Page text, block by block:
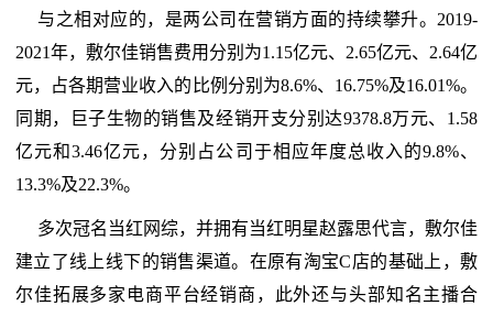
与之相对应的，是两公司在营销方面的持续攀升。2019-
2021年，敷尔佳销售费用分别为1.15亿元、2.65亿元、2.64亿
元，占各期营业收入的比例分别为8.6%、16.75%及16.01%。
同期，巨子生物的销售及经销开支分别达9378.8万元、1.58
亿元和3.46亿元，分别占公司于相应年度总收入的9.8%、
13.3%及22.3%。
多次冠名当红网综，并拥有当红明星赵露思代言，敷尔佳
建立了线上线下的销售渠道。在原有淘宝C店的基础上，敷
尔佳拓展多家电商平台经销商，此外还与头部知名主播合